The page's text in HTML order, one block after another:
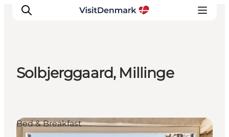
Erlebnisse
Unterkünfte
Solbjerggaard, Millinge
Bed & Breakfast